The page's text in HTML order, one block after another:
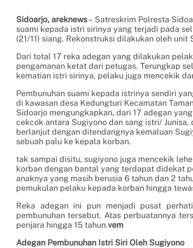
Sidoarjo, areknews– Satreskrim Polresta
suami kepada istri sirinya yang terjadi pada
(21/11) siang. Rekonstruksi dilakukan oleh
Dari total 17 reka adegan yang dilakukan
pengamanan ketat dari petugas. Terungkap
kematian istri sirinya, pelaku juga mencekik
Pembunuhan suami kepada istrinya sendiri
di kawasan desa Kedungturi Kecamatan
Sidoarjo mengungkapkan, dari 17 adegan
cekcok antara Sugiyono dan sang istri/
berlanjut dengan ditendangnya kemaluan
sebuah palu ke kepala korban.
tak sampai disitu, sugiyono juga mencekik
korban dengan bantal yang terdapat didekat
anaknya yang masih berusia 6 tahun dan 2
pemukulan pelaku kepada korban hingga
Reka adegan ini pun menjadi pusat
pembunuhan tersebut. Atas perbuatannya
penjara hingga 15 tahun.vem
Adegan Pembunuhan Istri Siri Oleh Sugiyono